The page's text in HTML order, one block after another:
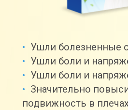
Ушли болезненные
Ушли боли и
Ушли боли и
Значительно
подвижность в